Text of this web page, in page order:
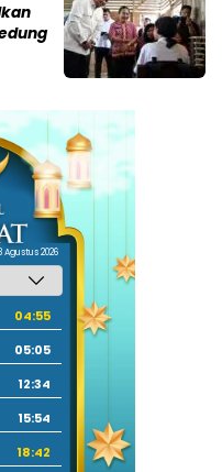
Agustus 2026
04:55
05:05
12:34
15:54
18:42